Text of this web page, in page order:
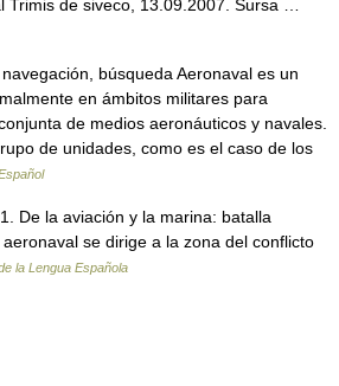
Trimis de siveco, 13.09.2007. Sursa …
búsqueda Aeronaval es un
en ámbitos militares para
de medios aeronáuticos y navales.
de unidades, como es el caso de los
De la aviación y la marina: batalla
se dirige a la zona del conflicto
la Lengua Española